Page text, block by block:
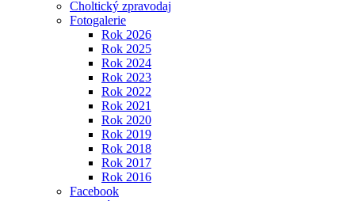
Choltický zpravodaj
Fotogalerie
Rok 2026
Rok 2025
Rok 2024
Rok 2023
Rok 2022
Rok 2021
Rok 2020
Rok 2019
Rok 2018
Rok 2017
Rok 2016
Facebook